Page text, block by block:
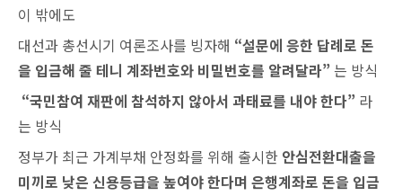
이 밖에도
대선과 총선시기 여론조사를 빙자해 “설문에 응한 답례로 돈
을 입금해 줄 테니 계좌번호와 비밀번호를 알려달라” 는 방식
“국민참여 재판에 참석하지 않아서 과태료를 내야 한다” 라
는 방식
정부가 최근 가계부채 안정화를 위해 출시한 안심전환대출을
미끼로 낮은 신용등급을 높여야 한다며 은행계좌로 돈을 입금